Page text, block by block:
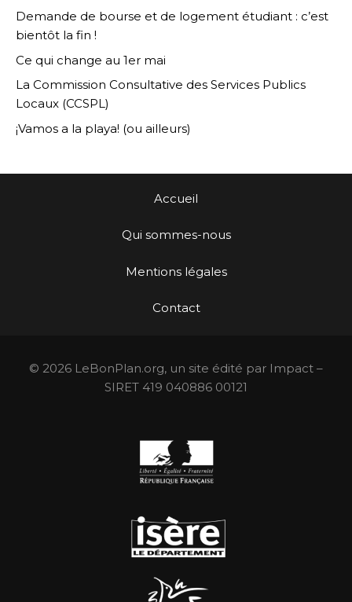
Demande de bourse et de logement étudiant : c’est
bientôt la fin !
Ce qui change au 1er mai
La Commission Consultative des Services Publics
Locaux (CCSPL)
¡Vamos a la playa! (ou ailleurs)
Accueil
Qui sommes-nous
Mentions légales
Contact
© 2026 LeBonPlan.org, un site édité par Impact –
SIRET 419 040886 00121